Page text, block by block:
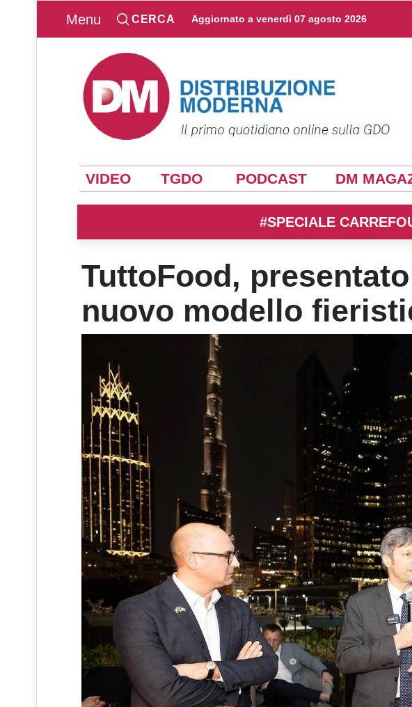
Menu CERCA Aggiornato a venerdì 07 agosto 2026
VIDEO TGDO PODCAST DM
#SPECIALE
TuttoFood,
nuovo modello